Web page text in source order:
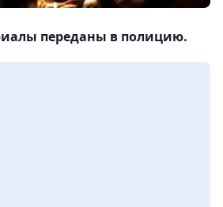
переданы в полицию.